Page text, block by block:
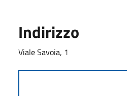
Indirizzo
Viale Savoia, 1